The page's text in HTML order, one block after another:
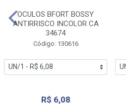
OCULOS BFORT BOSSY
ANTIRRISCO INCOLOR CA
34674
Código: 130616
R$ 6,08